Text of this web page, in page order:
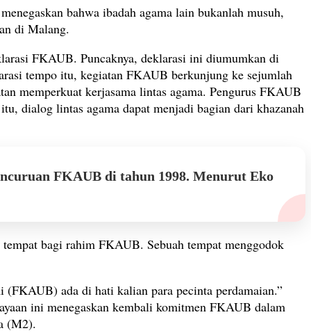
bahwa ibadah agama lain bukanlah musuh,
di Malang.
FKAUB. Puncaknya, deklarasi ini diumumkan di
tempo itu, kegiatan FKAUB berkunjung ke sejumlah
memperkuat kerjasama lintas agama. Pengurus FKAUB
dialog lintas agama dapat menjadi bagian dari khazanah
FKAUB di tahun 1998. Menurut Eko
bagi rahim FKAUB. Sebuah tempat menggodok
ada di hati kalian para pecinta perdamaian.”
ini menegaskan kembali komitmen FKAUB dalam
(M2).